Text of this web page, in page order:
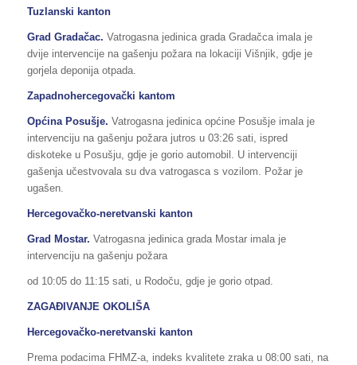
Tuzlanski kanton
Grad Gradačac. Vatrogasna jedinica grada Gradačca imala je
dvije intervencije na gašenju požara na lokaciji Višnjik, gdje je
gorjela deponija otpada.
Zapadnohercegovački kantom
Općina Posušje. Vatrogasna jedinica općine Posušje imala je
intervenciju na gašenju požara jutros u 03:26 sati, ispred
diskoteke u Posušju, gdje je gorio automobil. U intervenciji
gašenja učestvovala su dva vatrogasca s vozilom. Požar je
ugašen.
Hercegovačko-neretvanski kanton
Grad Mostar. Vatrogasna jedinica grada Mostar imala je
intervenciju na gašenju požara
od 10:05 do 11:15 sati, u Rodoču, gdje je gorio otpad.
ZAGAĐIVANJE OKOLIŠA
Hercegovačko-neretvanski kanton
Prema podacima FHMZ-a, indeks kvalitete zraka u 08:00 sati, na